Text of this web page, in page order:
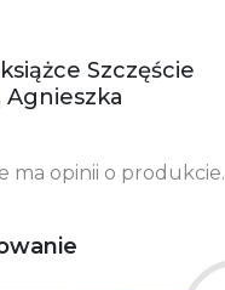
za
produktu z
przepisami:
Sp. z o.o.
ul. Fredry 8
Szczęście
Agnieszka
ma opinii o produkcie.